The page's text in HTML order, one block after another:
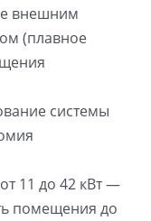
внешним
(плавное
системы
11 до 42 кВт —
помещения до